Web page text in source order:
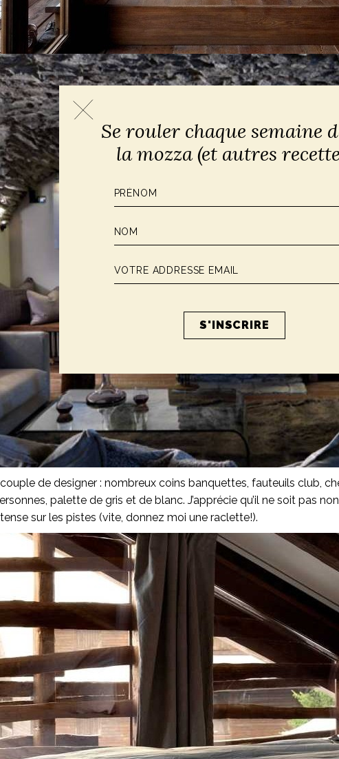
de designer : nombreux coins banquettes, fauteuils club,
palette de gris et de blanc. J’apprécie qu’il ne soit pas
sur les pistes (vite, donnez moi une raclette!).
Se rouler chaque semaine
la mozza (et autres